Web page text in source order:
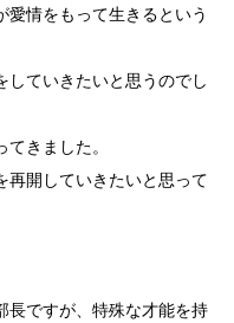
愛情をもって生きるという
していきたいと思うのでし
きました。
再開していきたいと思って
長ですが、特殊な才能を持